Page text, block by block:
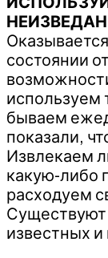
состоянии
используем
бываем
показали,
Извлекаем
какую-либо
расходуем
Существуют
известных